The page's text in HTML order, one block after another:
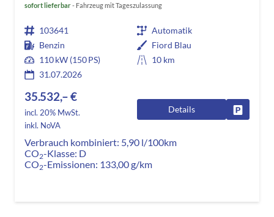
sofort lieferbar Fahrzeug mit Tageszulassung
103641
Automatik
Benzin
Fiord Blau
110 kW (150 PS)
10 km
31.07.2026
35.532,– €
incl. 20% MwSt.
inkl. NoVA
Details
Verbrauch kombiniert: 5,90 l/100km
CO2-Klasse: D
CO2-Emissionen: 133,00 g/km